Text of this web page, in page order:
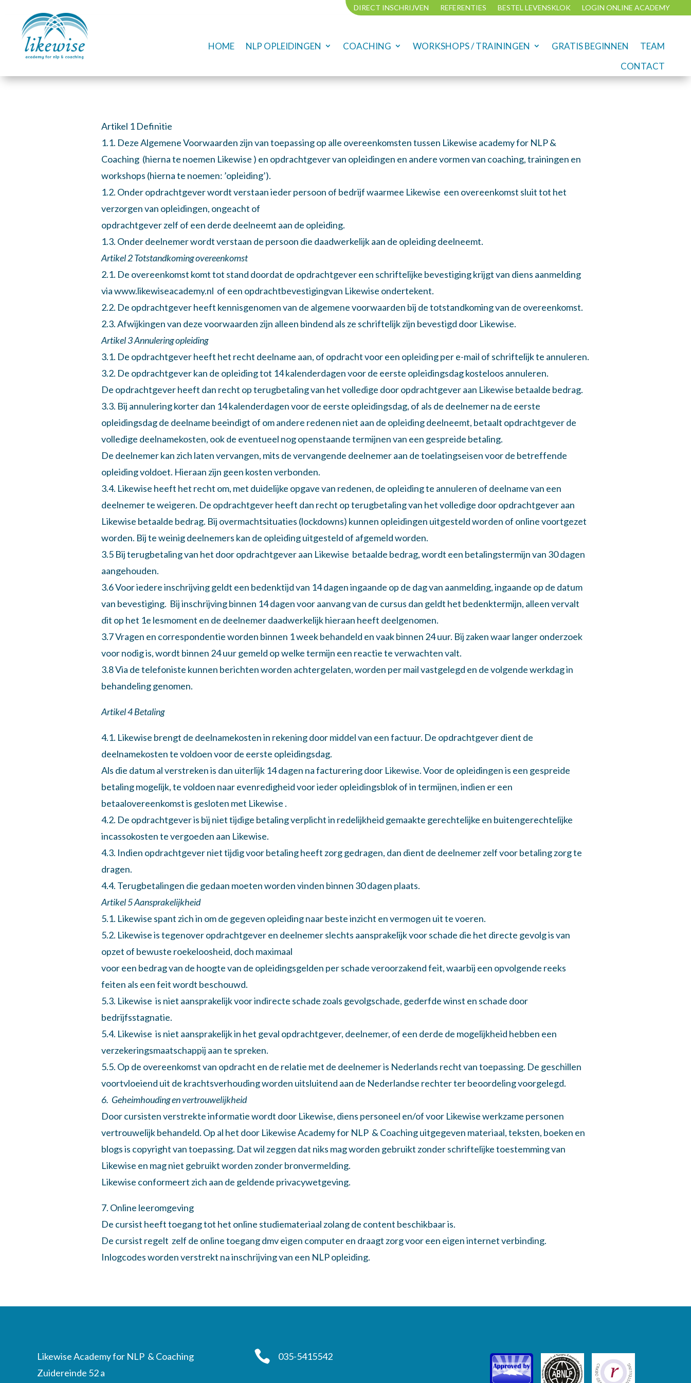
DIRECT INSCHRIJVEN REFERENTIES BESTEL LEVENSKLOK LOGIN ONLINE ACADEMY
HOME NLP OPLEIDINGEN COACHING WORKSHOPS / TRAININGEN GRATIS BEGINNEN
TEAM
CONTACT
Artikel 1 Definitie
1.1. Deze Algemene Voorwaarden zijn van toepassing op alle overeenkomsten tussen Likewise academy for NLP &
Coaching (hierna te noemen Likewise ) en opdrachtgever van opleidingen en andere vormen van coaching, trainingen en
workshops (hierna te noemen: ’opleiding’).
1.2. Onder opdrachtgever wordt verstaan ieder persoon of bedrijf waarmee Likewise een overeenkomst sluit tot het
verzorgen van opleidingen, ongeacht of
opdrachtgever zelf of een derde deelneemt aan de opleiding.
1.3. Onder deelnemer wordt verstaan de persoon die daadwerkelijk aan de opleiding deelneemt.
Artikel 2 Totstandkoming overeenkomst
2.1. De overeenkomst komt tot stand doordat de opdrachtgever een schriftelijke bevestiging krijgt van diens aanmelding
via www.likewiseacademy.nl of een opdrachtbevestigingvan Likewise ondertekent.
2.2. De opdrachtgever heeft kennisgenomen van de algemene voorwaarden bij de totstandkoming van de overeenkomst.
2.3. Afwijkingen van deze voorwaarden zijn alleen bindend als ze schriftelijk zijn bevestigd door Likewise.
Artikel 3 Annulering opleiding
3.1. De opdrachtgever heeft het recht deelname aan, of opdracht voor een opleiding per e-mail of schriftelijk te annuleren.
3.2. De opdrachtgever kan de opleiding tot 14 kalenderdagen voor de eerste opleidingsdag kosteloos annuleren.
De opdrachtgever heeft dan recht op terugbetaling van het volledige door opdrachtgever aan Likewise betaalde bedrag.
3.3. Bij annulering korter dan 14 kalenderdagen voor de eerste opleidingsdag, of als de deelnemer na de eerste
opleidingsdag de deelname beeindigt of om andere redenen niet aan de opleiding deelneemt, betaalt opdrachtgever de
volledige deelnamekosten, ook de eventueel nog openstaande termijnen van een gespreide betaling.
De deelnemer kan zich laten vervangen, mits de vervangende deelnemer aan de toelatingseisen voor de betreffende
opleiding voldoet. Hieraan zijn geen kosten verbonden.
3.4. Likewise heeft het recht om, met duidelijke opgave van redenen, de opleiding te annuleren of deelname van een
deelnemer te weigeren. De opdrachtgever heeft dan recht op terugbetaling van het volledige door opdrachtgever aan
Likewise betaalde bedrag. Bij overmachtsituaties (lockdowns) kunnen opleidingen uitgesteld worden of online voortgezet
worden. Bij te weinig deelnemers kan de opleiding uitgesteld of afgemeld worden.
3.5 Bij terugbetaling van het door opdrachtgever aan Likewise betaalde bedrag, wordt een betalingstermijn van 30 dagen
aangehouden.
3.6 Voor iedere inschrijving geldt een bedenktijd van 14 dagen ingaande op de dag van aanmelding, ingaande op de datum
van bevestiging. Bij inschrijving binnen 14 dagen voor aanvang van de cursus dan geldt het bedenktermijn, alleen vervalt
dit op het 1e lesmoment en de deelnemer daadwerkelijk hieraan heeft deelgenomen.
3.7 Vragen en correspondentie worden binnen 1 week behandeld en vaak binnen 24 uur. Bij zaken waar langer onderzoek
voor nodig is, wordt binnen 24 uur gemeld op welke termijn een reactie te verwachten valt.
3.8 Via de telefoniste kunnen berichten worden achtergelaten, worden per mail vastgelegd en de volgende werkdag in
behandeling genomen.
Artikel 4 Betaling
4.1. Likewise brengt de deelnamekosten in rekening door middel van een factuur. De opdrachtgever dient de
deelnamekosten te voldoen voor de eerste opleidingsdag.
Als die datum al verstreken is dan uiterlijk 14 dagen na facturering door Likewise. Voor de opleidingen is een gespreide
betaling mogelijk, te voldoen naar evenredigheid voor ieder opleidingsblok of in termijnen, indien er een
betaalovereenkomst is gesloten met Likewise .
4.2. De opdrachtgever is bij niet tijdige betaling verplicht in redelijkheid gemaakte gerechtelijke en buitengerechtelijke
incassokosten te vergoeden aan Likewise.
4.3. Indien opdrachtgever niet tijdig voor betaling heeft zorg gedragen, dan dient de deelnemer zelf voor betaling zorg te
dragen.
4.4. Terugbetalingen die gedaan moeten worden vinden binnen 30 dagen plaats.
Artikel 5 Aansprakelijkheid
5.1. Likewise spant zich in om de gegeven opleiding naar beste inzicht en vermogen uit te voeren.
5.2. Likewise is tegenover opdrachtgever en deelnemer slechts aansprakelijk voor schade die het directe gevolg is van
opzet of bewuste roekeloosheid, doch maximaal
voor een bedrag van de hoogte van de opleidingsgelden per schade veroorzakend feit, waarbij een opvolgende reeks
feiten als een feit wordt beschouwd.
5.3. Likewise is niet aansprakelijk voor indirecte schade zoals gevolgschade, gederfde winst en schade door
bedrijfsstagnatie.
5.4. Likewise is niet aansprakelijk in het geval opdrachtgever, deelnemer, of een derde de mogelijkheid hebben een
verzekeringsmaatschappij aan te spreken.
5.5. Op de overeenkomst van opdracht en de relatie met de deelnemer is Nederlands recht van toepassing. De geschillen
voortvloeiend uit de krachtsverhouding worden uitsluitend aan de Nederlandse rechter ter beoordeling voorgelegd.
6. Geheimhouding en vertrouwelijkheid
Door cursisten verstrekte informatie wordt door Likewise, diens personeel en/of voor Likewise werkzame personen
vertrouwelijk behandeld. Op al het door Likewise Academy for NLP & Coaching uitgegeven materiaal, teksten, boeken en
blogs is copyright van toepassing. Dat wil zeggen dat niks mag worden gebruikt zonder schriftelijke toestemming van
Likewise en mag niet gebruikt worden zonder bronvermelding.
Likewise conformeert zich aan de geldende privacywetgeving.
7. Online leeromgeving
De cursist heeft toegang tot het online studiemateriaal zolang de content beschikbaar is.
De cursist regelt zelf de online toegang dmv eigen computer en draagt zorg voor een eigen internet verbinding.
Inlogcodes worden verstrekt na inschrijving van een NLP opleiding.
Likewise Academy for NLP & Coaching
Zuidereinde 52 a
 035-5415542